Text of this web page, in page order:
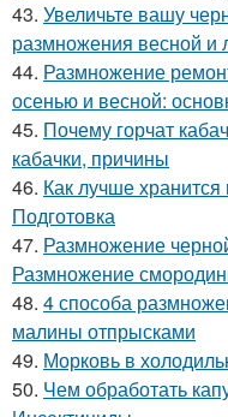
43. Увеличьте вашу
размножения весной и
44. Размножение
осенью и весной:
45. Почему горчат
кабачки, причины
46. Как лучше
Подготовка
47. Размножение
Размножение
48. 4 способа
малины отпрысками
49. Морковь в
50. Чем обработать